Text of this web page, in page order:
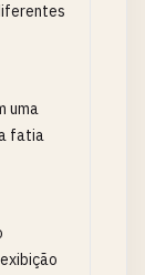
uma
fatia